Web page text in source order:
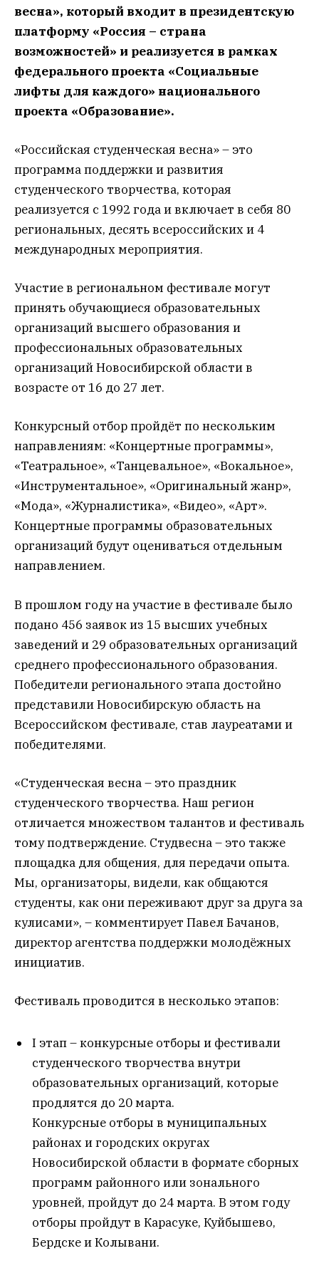
весна», который входит в президентскую
платформу «Россия – страна
возможностей» и реализуется в рамках
федерального проекта «Социальные
лифты для каждого» национального
проекта «Образование».
«Российская студенческая весна» – это
программа поддержки и развития
студенческого творчества, которая
реализуется с 1992 года и включает в себя 80
региональных, десять всероссийских и 4
международных мероприятия.
Участие в региональном фестивале могут
принять обучающиеся образовательных
организаций высшего образования и
профессиональных образовательных
организаций Новосибирской области в
возрасте от 16 до 27 лет.
Конкурсный отбор пройдёт по нескольким
направлениям: «Концертные программы»,
«Театральное», «Танцевальное», «Вокальное»,
«Инструментальное», «Оригинальный жанр»,
«Мода», «Журналистика», «Видео», «Арт».
Концертные программы образовательных
организаций будут оцениваться отдельным
направлением.
В прошлом году на участие в фестивале было
подано 456 заявок из 15 высших учебных
заведений и 29 образовательных организаций
среднего профессионального образования.
Победители регионального этапа достойно
представили Новосибирскую область на
Всероссийском фестивале, став лауреатами и
победителями.
«Студенческая весна – это праздник
студенческого творчества. Наш регион
отличается множеством талантов и фестиваль
тому подтверждение. Студвесна – это также
площадка для общения, для передачи опыта.
Мы, организаторы, видели, как общаются
студенты, как они переживают друг за друга за
кулисами», – комментирует Павел Бачанов,
директор агентства поддержки молодёжных
инициатив.
Фестиваль проводится в несколько этапов:
I этап – конкурсные отборы и фестивали
студенческого творчества внутри
образовательных организаций, которые
продлятся до 20 марта.
Конкурсные отборы в муниципальных
районах и городских округах
Новосибирской области в формате сборных
программ районного или зонального
уровней, пройдут до 24 марта. В этом году
отборы пройдут в Карасуке, Куйбышево,
Бердске и Колывани.